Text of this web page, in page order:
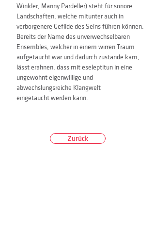
Winkler, Manny Pardeller) steht für sonore
Landschaften, welche mitunter auch in
verborgenere Gefilde des Seins führen können.
Bereits der Name des unverwechselbaren
Ensembles, welcher in einem wirren Traum
aufgetaucht war und dadurch zustande kam,
lässt erahnen, dass mit eseleptitun in eine
ungewohnt eigenwillige und
abwechslungsreiche Klangwelt
eingetaucht werden kann.
Zurück